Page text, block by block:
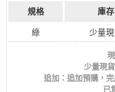
規格 庫存
綠 少量
少量現
追加：追加預購，
已